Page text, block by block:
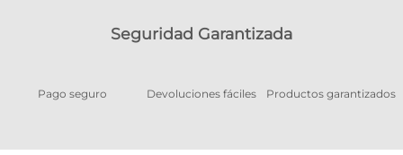
Seguridad Garantizada
Pago seguro Devoluciones fáciles Productos garantizados